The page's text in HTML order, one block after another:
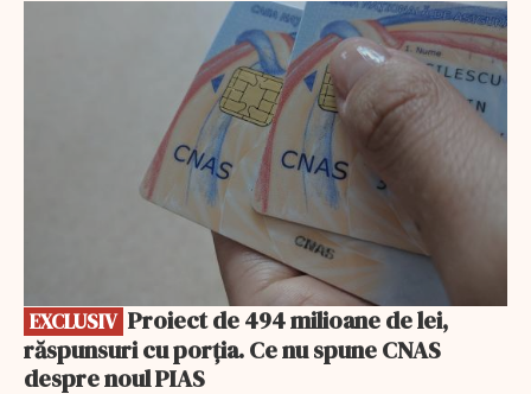
EXCLUSIV
răspunsuri cu porția. Ce nu spune CNAS
despre noul PIAS